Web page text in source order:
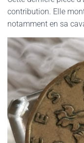
contribution. Elle
notamment en sa